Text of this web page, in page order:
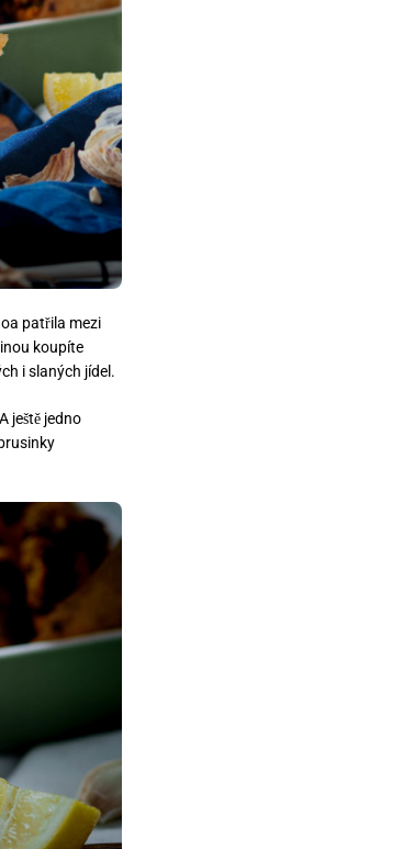
patřila mezi
koupíte
i slaných jídel.
ještě jedno